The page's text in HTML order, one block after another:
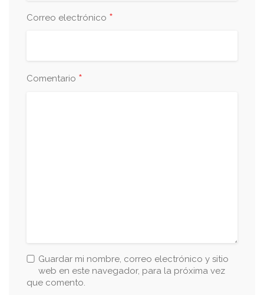
Correo electrónico *
Comentario *
Guardar mi nombre, correo electrónico y sitio
web en este navegador, para la próxima vez
que comento.